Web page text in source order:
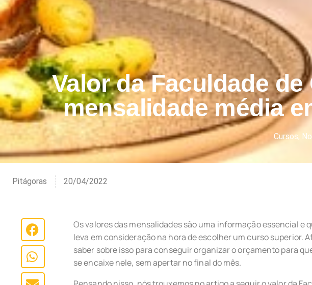
Valor da Faculdade
mensalidade média
Cursos,
Pitágoras 20/04/2022
Os valores das mensalidades são uma informação essencial e
leva em consideração na hora de escolher um curso superior.
saber sobre isso para conseguir organizar o orçamento para
se encaixe nele, sem apertar no final do mês.